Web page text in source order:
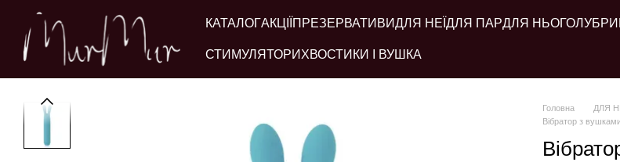
Перейти до основного контенту
КАТАЛОГАКЦІЇ ПРЕЗЕРВАТИВИДЛЯ НЕЇ ДЛЯ ПАРДЛЯ НЬОГО
СТИМУЛЯТОРИ ХВОСТИКИ І ВУШКА
Головна ДЛЯ
Вібратор з